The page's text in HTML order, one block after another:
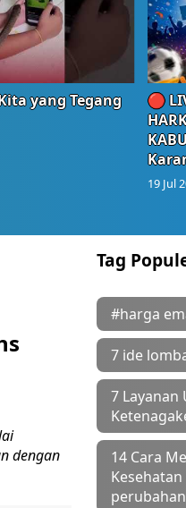
yang Tegang
🔴
19 Jul
dengan
Tag
#harga
7 ide
7 Layanan
14 Cara